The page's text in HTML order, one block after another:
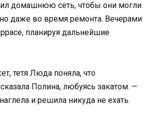
домашнюю сеть, чтобы они могли
даже во время ремонта. Вечерами
планируя дальнейшие
тетя Люда поняла, что
Полина, любуясь закатом. —
и решила никуда не ехать.